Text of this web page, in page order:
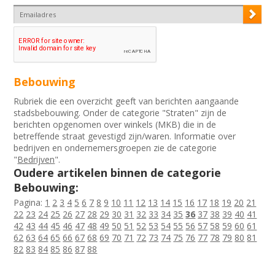
Bebouwing
Rubriek die een overzicht geeft van berichten aangaande
stadsbebouwing. Onder de categorie "Straten" zijn de
berichten opgenomen over winkels (MKB) die in de
betreffende straat gevestigd zijn/waren. Informatie over
bedrijven en ondernemersgroepen zie de categorie
"Bedrijven".
Oudere artikelen binnen de categorie
Bebouwing:
Pagina: 1 2 3 4 5 6 7 8 9 10 11 12 13 14 15 16 17 18 19 20 21
22 23 24 25 26 27 28 29 30 31 32 33 34 35 36 37 38 39 40 41
42 43 44 45 46 47 48 49 50 51 52 53 54 55 56 57 58 59 60 61
62 63 64 65 66 67 68 69 70 71 72 73 74 75 76 77 78 79 80 81
82 83 84 85 86 87 88